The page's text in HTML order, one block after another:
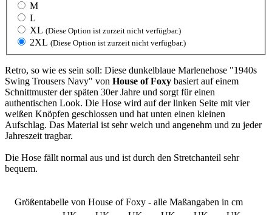
M
L
XL (Diese Option ist zurzeit nicht verfügbar.)
2XL (Diese Option ist zurzeit nicht verfügbar.)
Retro, so wie es sein soll: Diese dunkelblaue Marlenehose "1940s
Swing Trousers Navy" von House of Foxy basiert auf einem
Schnittmuster der späten 30er Jahre und sorgt für einen
authentischen Look. Die Hose wird auf der linken Seite mit vier
weißen Knöpfen geschlossen und hat unten einen kleinen
Aufschlag. Das Material ist sehr weich und angenehm und zu jeder
Jahreszeit tragbar.
Die Hose fällt normal aus und ist durch den Stretchanteil sehr
bequem.
Größentabelle von House of Foxy - alle Maßangaben in cm